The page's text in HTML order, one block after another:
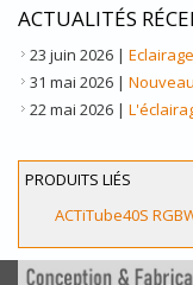
ACTUALITÉS
23 juin 2026 |
31 mai 2026 |
22 mai 2026 |
PRODUITS LIÉS
ACTiTube40S